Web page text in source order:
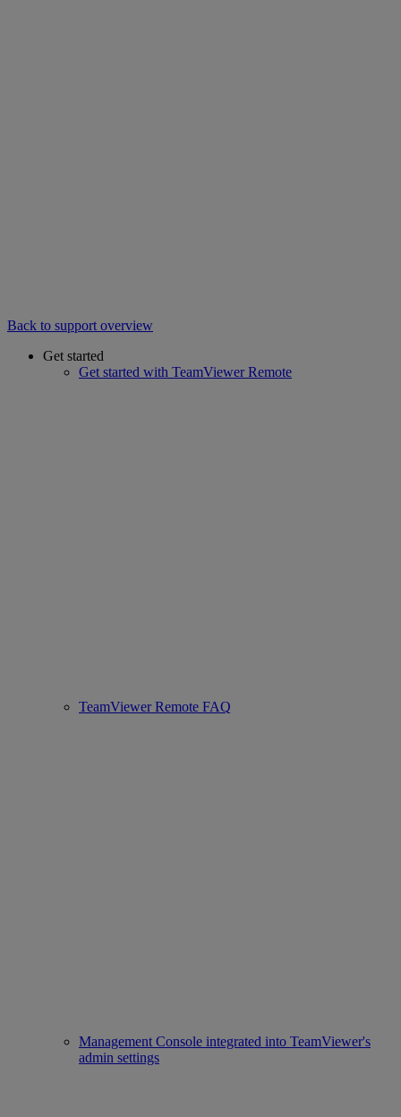
Back to support overview
Get started
Get started with TeamViewer Remote
TeamViewer Remote FAQ
Management Console integrated into TeamViewer's
admin settings